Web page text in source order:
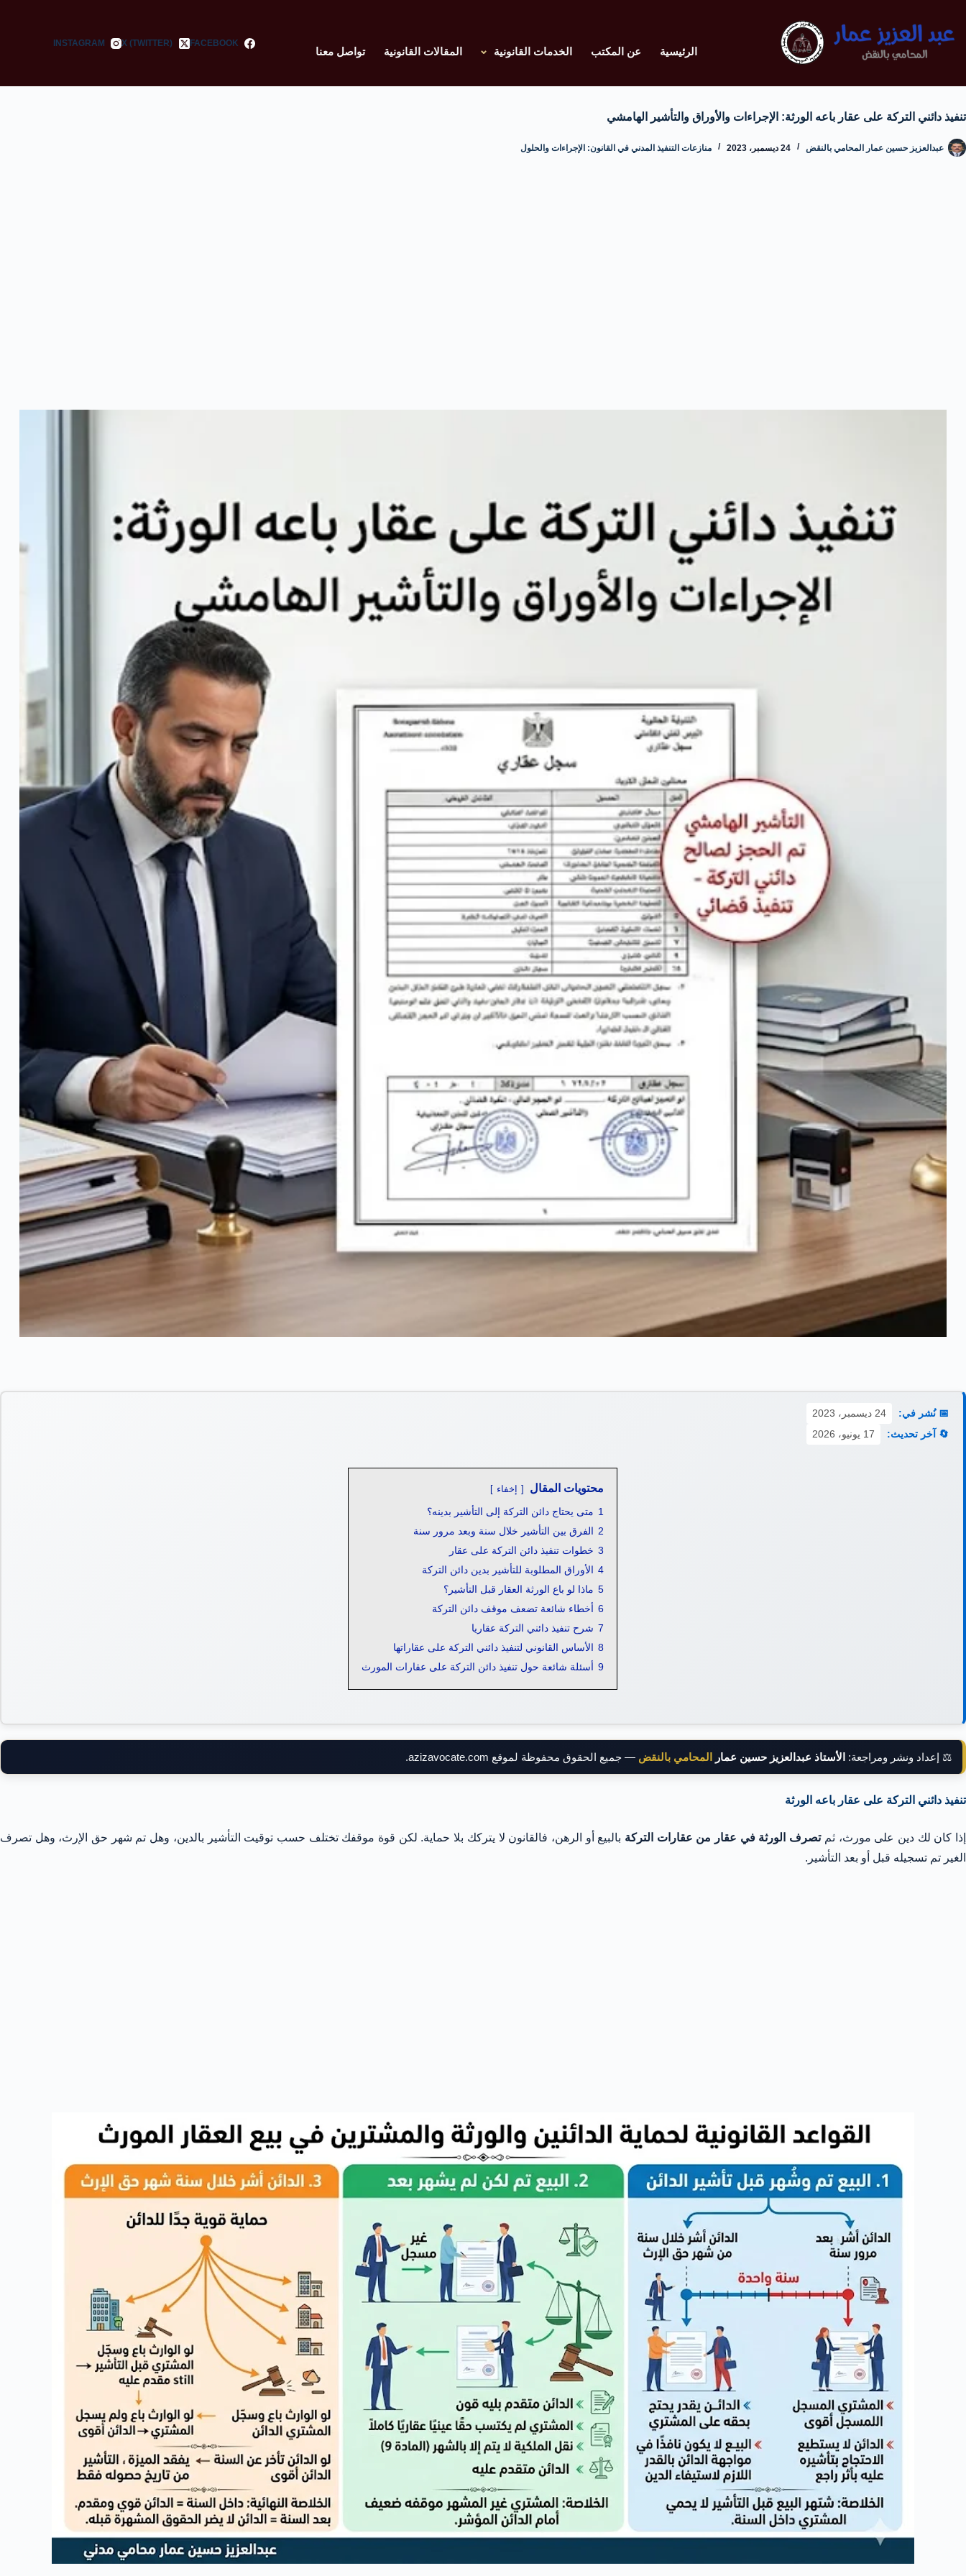
الرئيسية عن المكتب الخدمات القانونية المقالات القانونية تواصل معنا
FACEBOOK
X (TWITTER)
INSTAGRAM
تنفيذ دائني التركة على عقار باعه الورثة: الإجراءات والأوراق والتأشير الهامشي
عبدالعزيز حسين عمار المحامي بالنقض 24 ديسمبر، 2023 منازعات التنفيذ المدني في القانون: الإجراءات والحلول
📅 نُشر في:
24 ديسمبر، 2023
🔄 آخر تحديث:
17 يونيو، 2026
محتويات المقال إخفاء
1 متى يحتاج دائن التركة إلى التأشير بدينه؟
2 الفرق بين التأشير خلال سنة وبعد مرور سنة
3 خطوات تنفيذ دائن التركة على عقار
4 الأوراق المطلوبة للتأشير بدين دائن التركة
5 ماذا لو باع الورثة العقار قبل التأشير؟
6 أخطاء شائعة تضعف موقف دائن التركة
7 شرح تنفيذ دائني التركة عقاريا
8 الأساس القانوني لتنفيذ دائني التركة على عقاراتها
9 أسئلة شائعة حول تنفيذ دائن التركة على عقارات المورث
⚖️ إعداد ونشر ومراجعة: الأستاذ عبدالعزيز حسين عمار المحامي بالنقض — جميع الحقوق محفوظة لموقع azizavocate.com.
تنفيذ دائني التركة على عقار باعه الورثة
إذا كان لك دين على مورث، ثمتصرف الورثة في عقار من عقارات التركة بالبيع أو الرهن، فالقانون لا يتركك بلا حماية. لكن قوة موقفك تختلف حسب توقيت التأشير بالدين، وهل تم شهر حق الإرث، وهل تصرف
الغير تم تسجيله قبل أو بعد التأشير.